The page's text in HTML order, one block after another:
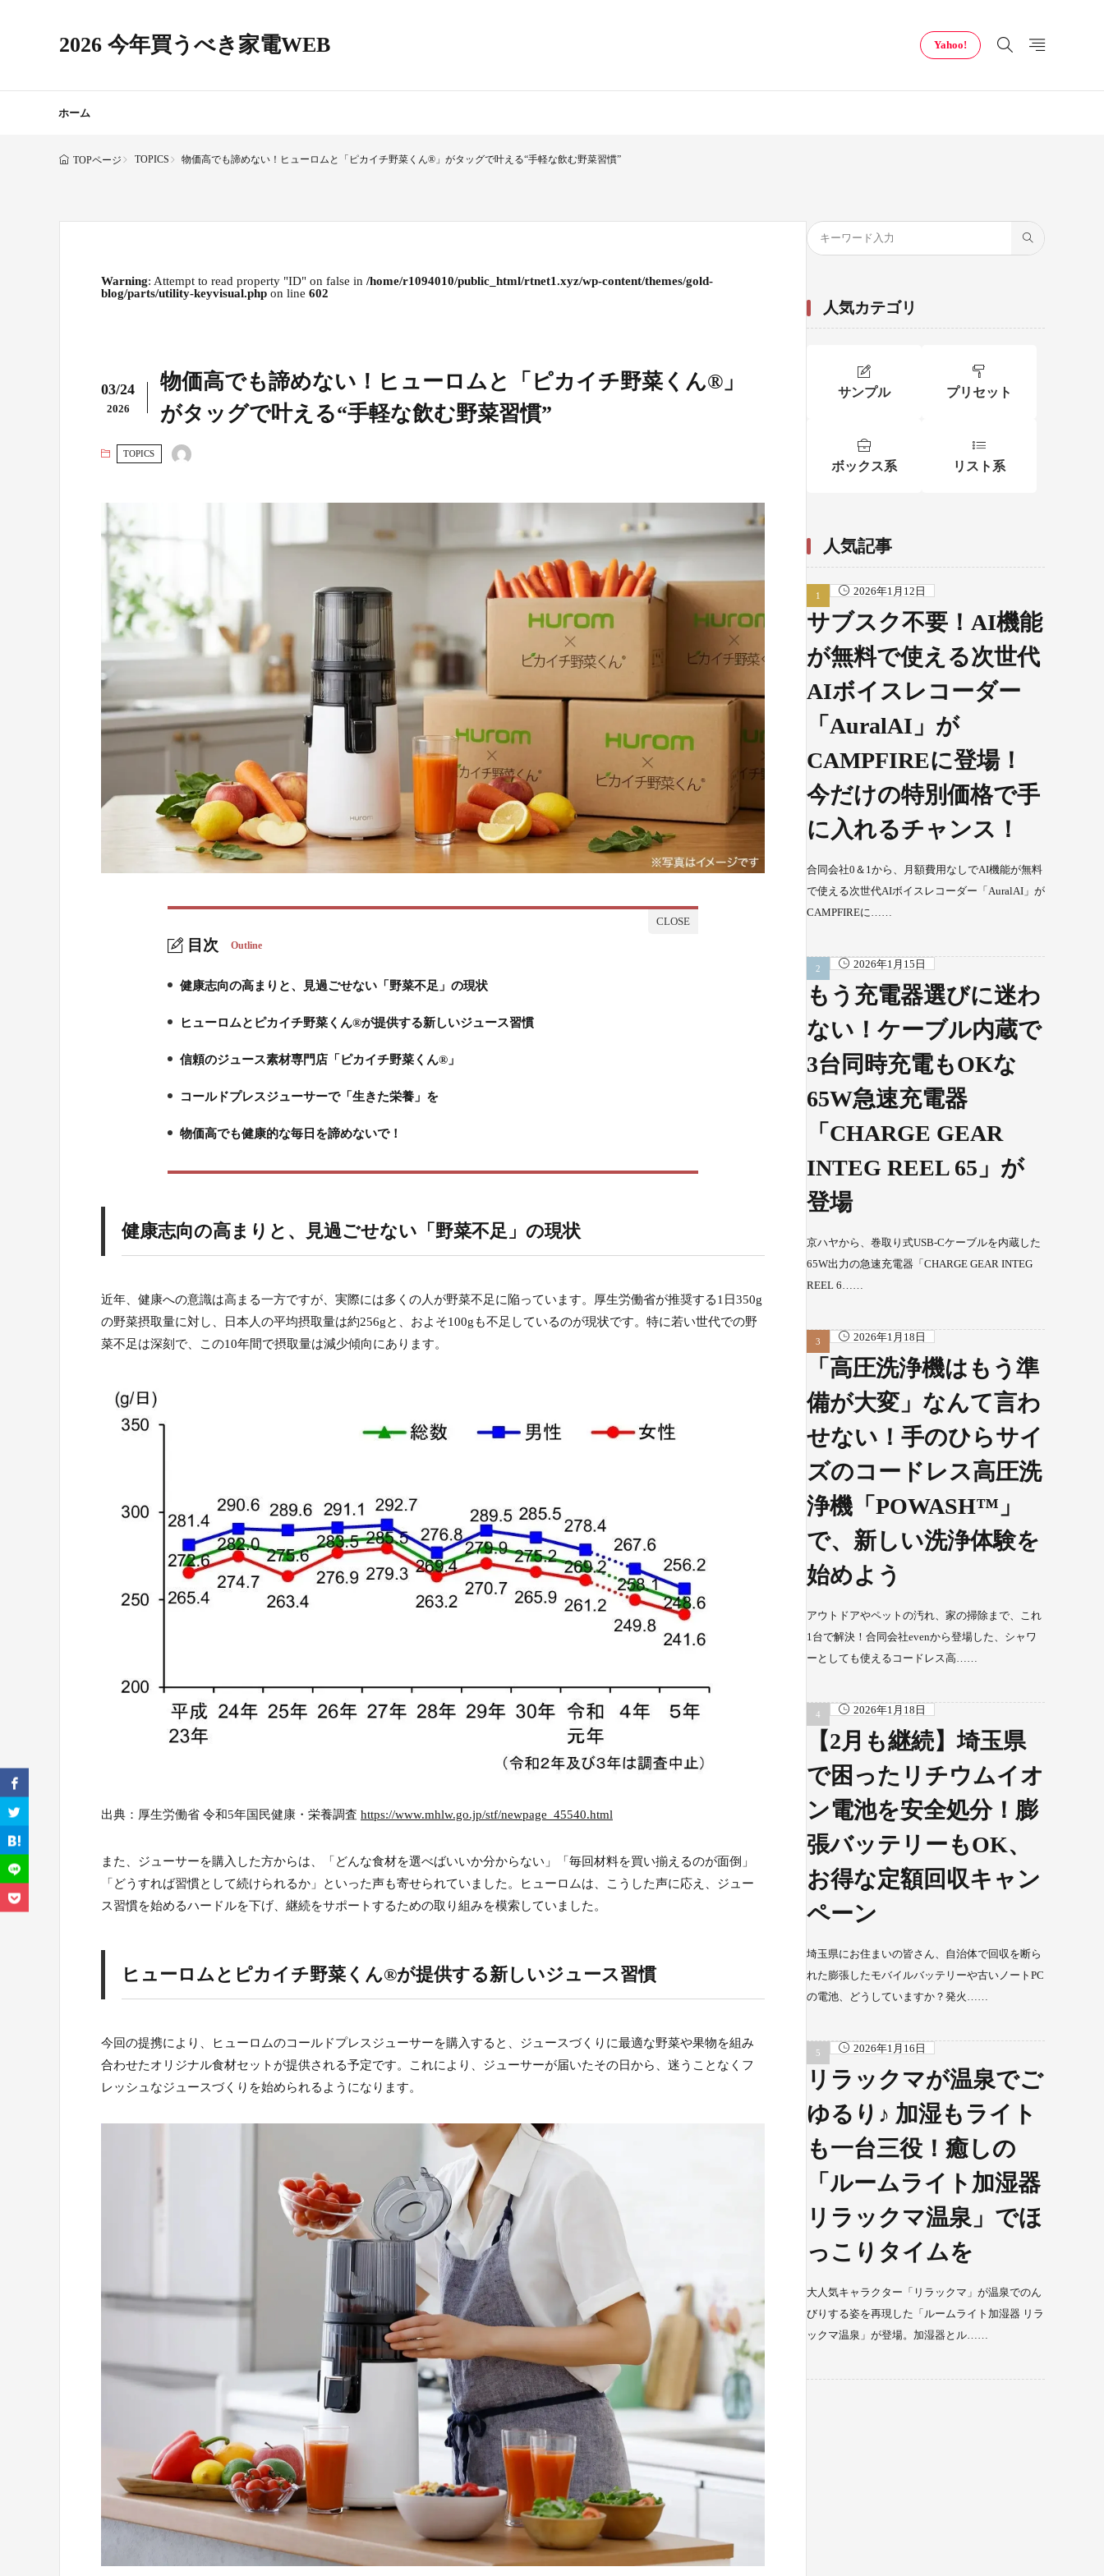
2026 今年買うべき家電WEB Yahoo!
ホーム
TOPページ TOPICS 物価高でも諦めない！ヒューロムと「ピカイチ野菜くん®」がタッグで叶える“手軽な飲む野菜習慣”
Warning: Attempt to read property "ID" on false in /home/r1094010/public_html/rtnet1.xyz/wp-content/themes/gold-
blog/parts/utility-keyvisual.php on line 602
03/24
2026
物価高でも諦めない！ヒューロムと「ピカイチ野菜くん®」
がタッグで叶える“手軽な飲む野菜習慣”
TOPICS
目次 Outline
1.
健康志向の高まりと、見過ごせない「野菜不足」の現状
ヒューロムとピカイチ野菜くん®が提供する新しいジュース習慣
3.
信頼のジュース素材専門店「ピカイチ野菜くん®」
コールドプレスジューサーで「生きた栄養」を
物価高でも健康的な毎日を諦めないで！
健康志向の高まりと、見過ごせない「野菜不足」の現状
近年、健康への意識は高まる一方ですが、実際には多くの人が野菜不足に陥っています。厚生労働省が推奨する1日350g
の野菜摂取量に対し、日本人の平均摂取量は約256gと、およそ100gも不足しているのが現状です。特に若い世代での野
菜不足は深刻で、この10年間で摂取量は減少傾向にあります。
出典：厚生労働省 令和5年国民健康・栄養調査 https://www.mhlw.go.jp/stf/newpage_45540.html
また、ジューサーを購入した方からは、「どんな食材を選べばいいか分からない」「毎回材料を買い揃えるのが面倒」
「どうすれば習慣として続けられるか」といった声も寄せられていました。ヒューロムは、こうした声に応え、ジュー
ス習慣を始めるハードルを下げ、継続をサポートするための取り組みを模索していました。
ヒューロムとピカイチ野菜くん®が提供する新しいジュース習慣
今回の提携により、ヒューロムのコールドプレスジューサーを購入すると、ジュースづくりに最適な野菜や果物を組み
合わせたオリジナル食材セットが提供される予定です。これにより、ジューサーが届いたその日から、迷うことなくフ
レッシュなジュースづくりを始められるようになります。
人気カテゴリ
サンプル プリセット
ボックス系 リスト系
人気記事
2026年1月12日
サブスク不要！AI機能
が無料で使える次世代
AIボイスレコーダー
「AuralAI」が
CAMPFIREに登場！
今だけの特別価格で手
に入れるチャンス！
合同会社0＆1から、月額費用なしでAI機能が無料
で使える次世代AIボイスレコーダー「AuralAI」が
CAMPFIREに……
2026年1月15日
もう充電器選びに迷わ
ない！ケーブル内蔵で
3台同時充電もOKな
65W急速充電器
「CHARGE GEAR
INTEG REEL 65」が
登場
京ハヤから、巻取り式USB-Cケーブルを内蔵した
65W出力の急速充電器「CHARGE GEAR INTEG
REEL 6……
2026年1月18日
「高圧洗浄機はもう準
備が大変」なんて言わ
せない！手のひらサイ
ズのコードレス高圧洗
浄機「POWASH™」
で、新しい洗浄体験を
始めよう
アウトドアやペットの汚れ、家の掃除まで、これ
1台で解決！合同会社evenから登場した、シャワ
ーとしても使えるコードレス高……
2026年1月18日
【2月も継続】埼玉県
で困ったリチウムイオ
ン電池を安全処分！膨
張バッテリーもOK、
お得な定額回収キャン
ペーン
埼玉県にお住まいの皆さん、自治体で回収を断ら
れた膨張したモバイルバッテリーや古いノートPC
の電池、どうしていますか？発火……
2026年1月16日
リラックマが温泉でご
ゆるり♪ 加湿もライト
も一台三役！癒しの
「ルームライト加湿器
リラックマ温泉」でほ
っこりタイムを
大人気キャラクター「リラックマ」が温泉でのん
びりする姿を再現した「ルームライト加湿器 リラ
ックマ温泉」が登場。加湿器とル……